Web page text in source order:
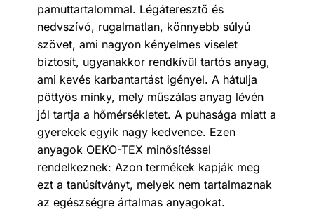
pamuttartalommal. Légáteresztő és
nedvszívó, rugalmatlan, könnyebb súlyú
szövet, ami nagyon kényelmes viselet
biztosít, ugyanakkor rendkívül tartós anyag,
ami kevés karbantartást igényel. A hátulja
pöttyös minky, mely műszálas anyag lévén
jól tartja a hőmérsékletet. A puhasága miatt a
gyerekek egyik nagy kedvence. Ezen
anyagok OEKO-TEX minősítéssel
rendelkeznek: Azon termékek kapják meg
ezt a tanúsítványt, melyek nem tartalmaznak
az egészségre ártalmas anyagokat.